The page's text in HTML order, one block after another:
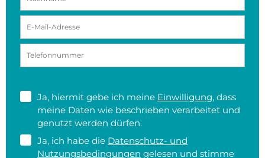
Ja, hiermit gebe ich meine Einwilligung, dass
meine Daten wie beschrieben verarbeitet und
genutzt werden dürfen.
Ja, ich habe die Datenschutz- und
Nutzungsbedingungen gelesen und stimme